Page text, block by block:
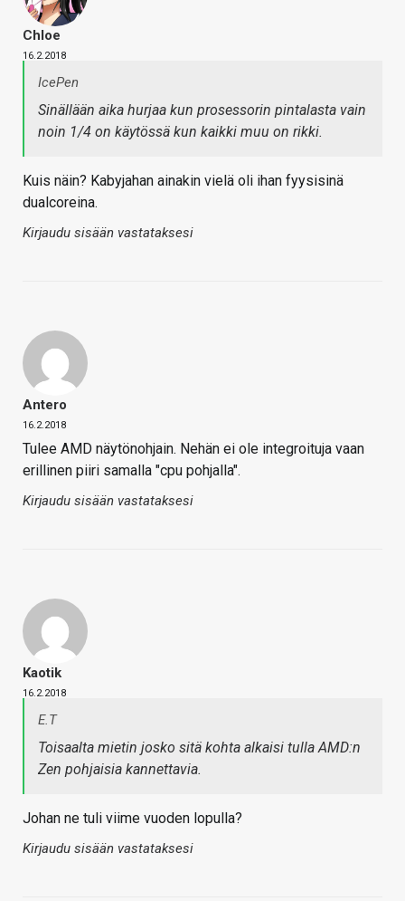
Chloe
16.2.2018
IcePen
Sinällään aika hurjaa kun prosessorin pintalasta vain
noin 1/4 on käytössä kun kaikki muu on rikki.
Kuis näin? Kabyjahan ainakin vielä oli ihan fyysisinä
dualcoreina.
Kirjaudu sisään vastataksesi
Antero
16.2.2018
Tulee AMD näytönohjain. Nehän ei ole integroituja vaan
erillinen piiri samalla "cpu pohjalla".
Kirjaudu sisään vastataksesi
Kaotik
16.2.2018
E.T
Toisaalta mietin josko sitä kohta alkaisi tulla AMD:n
Zen pohjaisia kannettavia.
Johan ne tuli viime vuoden lopulla?
Kirjaudu sisään vastataksesi